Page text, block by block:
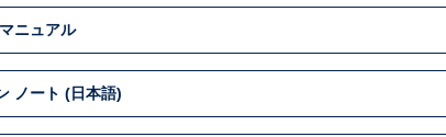
ニュアル
ノート (日本語)